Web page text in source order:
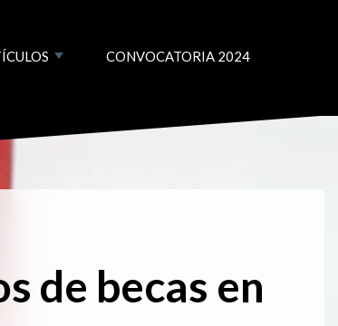
Show submenu for Artículos
CONVOCATORIA 2024
de becas en